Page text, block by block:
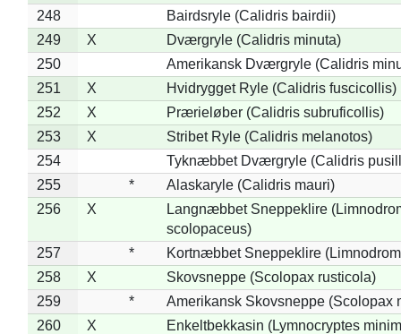
248
Bairdsryle (Calidris bairdii)
249
X
Dværgryle (Calidris minuta)
250
Amerikansk Dværgryle (Calidris
251
X
Hvidrygget Ryle (Calidris fuscicollis)
252
X
Prærieløber (Calidris subruficollis)
253
X
Stribet Ryle (Calidris melanotos)
254
Tyknæbbet Dværgryle (Calidris
255
*
Alaskaryle (Calidris mauri)
256
X
Langnæbbet Sneppeklire
scolopaceus)
257
*
Kortnæbbet Sneppeklire
258
X
Skovsneppe (Scolopax rusticola)
259
*
Amerikansk Skovsneppe (Scolopax
260
X
Enkeltbekkasin (Lymnocryptes